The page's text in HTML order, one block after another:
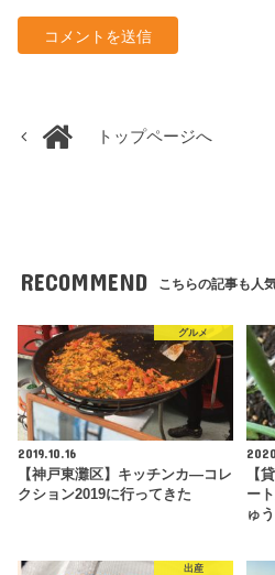
トップページへ
RECOMMEND こちらの記事も人気
グルメ
2019.10.16
【神戸東灘区】キッチンカ―コレ
クション2019に行ってきた
【
ー
ゅ
出産